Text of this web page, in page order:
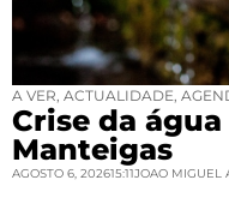
A VER ACTUALIDADE
Crise da
Manteigas
AGOSTO 6, 202615:11JOAO MIGUEL